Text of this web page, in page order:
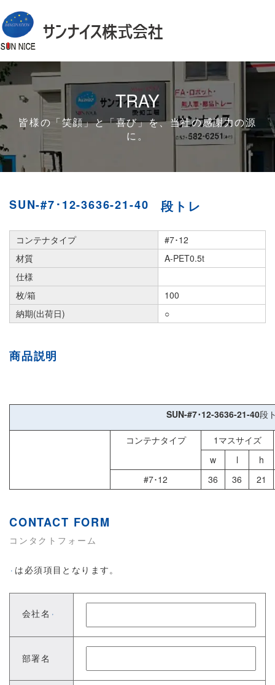
TRAY
皆様の「笑顔」と「喜び」を、当社の感謝力の源
に。
SUN-#7･12-3636-21-40 段トレ
コンテナタイプ
#7･12
材質
A-PET0.5t
仕様
枚/箱
100
納期(出荷日)
○
商品説明
SUN-#7･12-3636-21-40段
コンテナタイプ
1マスサイズ
w
l
h
#7･12
36 36 21
CONTACT FORM
コンタクトフォーム
※ は必須項目となります。
会社名 ※
部署名